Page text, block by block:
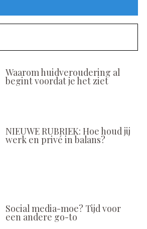
Waarom huidveroudering al
begint voordat je het ziet
NIEUWE RUBRIEK: Hoe houd jij
werk en privé in balans?
Social media-moe? Tijd voor
een andere go-to